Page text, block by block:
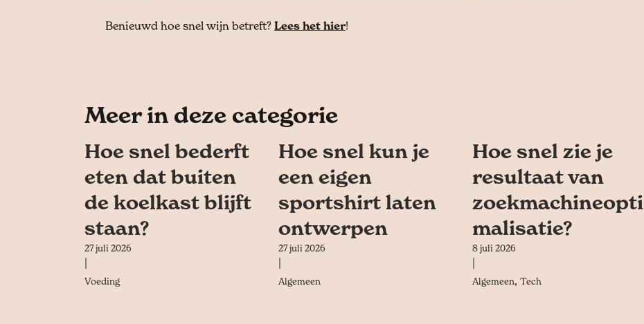
Benieuwd hoe snel wijn betreft? Lees het hier!
Meer in deze categorie
Hoe snel bederft
eten dat buiten
de koelkast blijft
staan?
27 juli 2026
Voeding
Hoe snel kun je
een eigen
sportshirt laten
ontwerpen
27 juli 2026
Algemeen
Hoe snel zie je
resultaat van
zoekmachineopti
malisatie?
8 juli 2026
Algemeen, Tech